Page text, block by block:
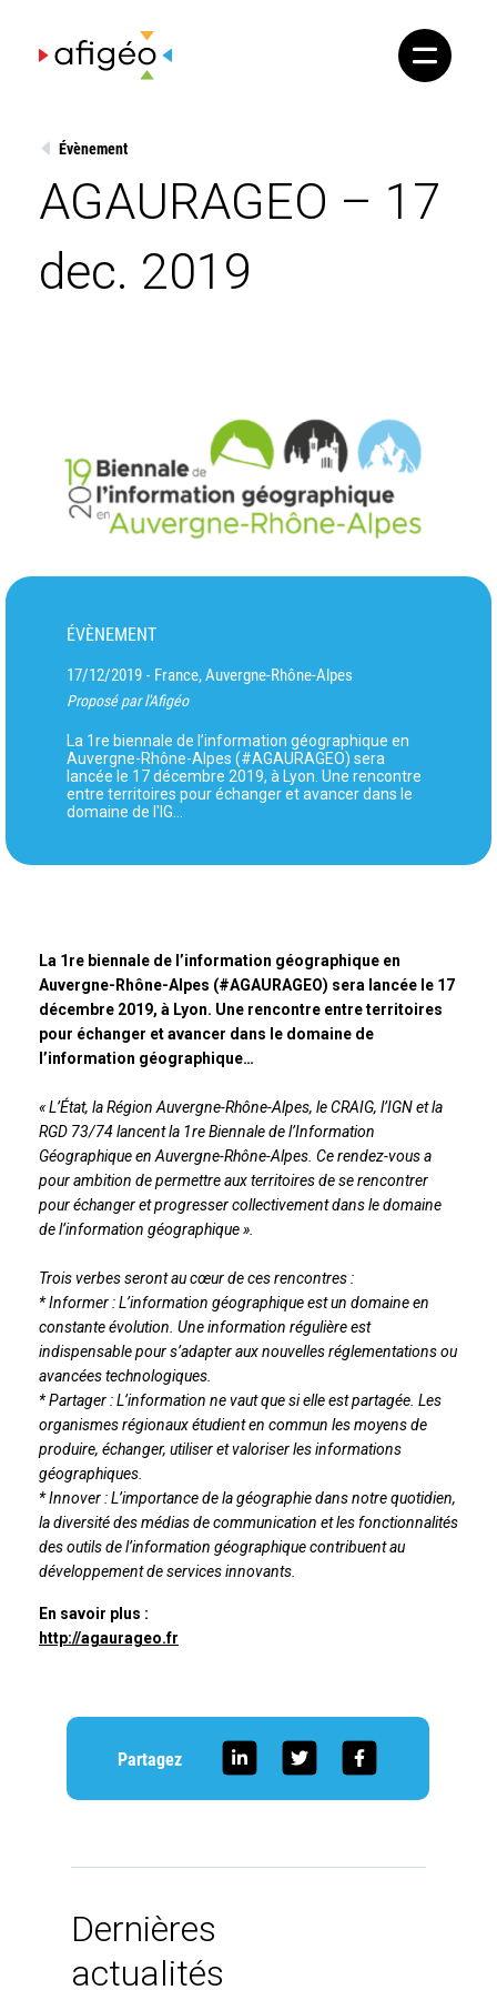
content
Évènement
AGAURAGEO – 17
dec. 2019
ÉVÈNEMENT
17/12/2019 - France, Auvergne-Rhône-Alpes
Proposé par l'Afigéo
La 1re biennale de l’information géographique en
Auvergne-Rhône-Alpes (#AGAURAGEO) sera
lancée le 17 décembre 2019, à Lyon. Une rencontre
entre territoires pour échanger et avancer dans le
domaine de l'IG...
La 1re biennale de l’information géographique en
Auvergne-Rhône-Alpes (#AGAURAGEO) sera lancée le 17
décembre 2019, à Lyon. Une rencontre entre territoires
pour échanger et avancer dans le domaine de
l’information géographique…
« L’État, la Région Auvergne-Rhône-Alpes, le CRAIG, l’IGN et la
RGD 73/74 lancent la 1re Biennale de l’Information
Géographique en Auvergne-Rhône-Alpes. Ce rendez-vous a
pour ambition de permettre aux territoires de se rencontrer
pour échanger et progresser collectivement dans le domaine
de l’information géographique ».
Trois verbes seront au cœur de ces rencontres :
* Informer : L’information géographique est un domaine en
constante évolution. Une information régulière est
indispensable pour s’adapter aux nouvelles réglementations ou
avancées technologiques.
* Partager : L’information ne vaut que si elle est partagée. Les
organismes régionaux étudient en commun les moyens de
produire, échanger, utiliser et valoriser les informations
géographiques.
* Innover : L’importance de la géographie dans notre quotidien,
la diversité des médias de communication et les fonctionnalités
des outils de l’information géographique contribuent au
développement de services innovants.
En savoir plus :
http://agaurageo.fr
Partagez
Dernières
actualités